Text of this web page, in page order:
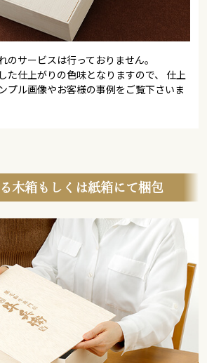
のサービスは行っておりません。
た仕上がりの色味となりますので、 仕上
プル画像やお客様の事例をご覧下さいま
木箱もしくは紙箱にて梱包